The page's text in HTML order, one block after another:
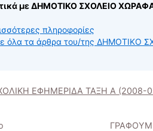
με ΔΗΜΟΤΙΚΟ ΣΧΟΛΕΙΟ
πληροφορίες
όλα τα άρθρα του/της ΔΗΜΟΤΙΚΟ
ΕΦΗΜΕΡΙΔΑ ΤΑΞΗ Α (2008-